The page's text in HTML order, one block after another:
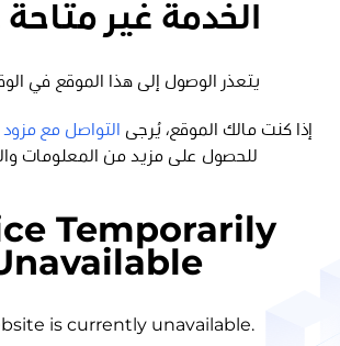
الخدمة غير متاحة
يتعذر الوصول إلى هذا الموقع في
إذا كنت مالك الموقع، يُرجى
التواصل مع
للحصول على مزيد من المعلومات
Temporarily
is currently unavailable.